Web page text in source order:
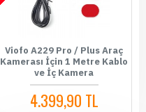
Viofo A229 Pro / Plus Araç
Kamerası İçin 1 Metre Kablo
ve İç Kamera
4.399,90 TL